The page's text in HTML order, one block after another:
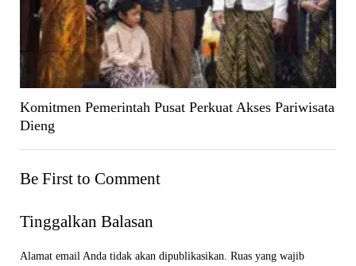
Komitmen Pemerintah Pusat Perkuat Akses Pariwisata
Dieng
Be First to Comment
Tinggalkan Balasan
Alamat email Anda tidak akan dipublikasikan. Ruas yang wajib